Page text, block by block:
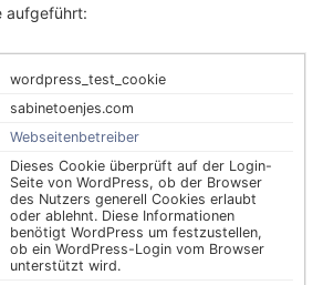
aufgeführt:
wordpress_test_cookie
sabinetoenjes.com
Webseitenbetreiber
Dieses Cookie überprüft auf der Login-
Seite von WordPress, ob der Browser
des Nutzers generell Cookies erlaubt
oder ablehnt. Diese Informationen
benötigt WordPress um festzustellen,
ob ein WordPress-Login vom Browser
unterstützt wird.